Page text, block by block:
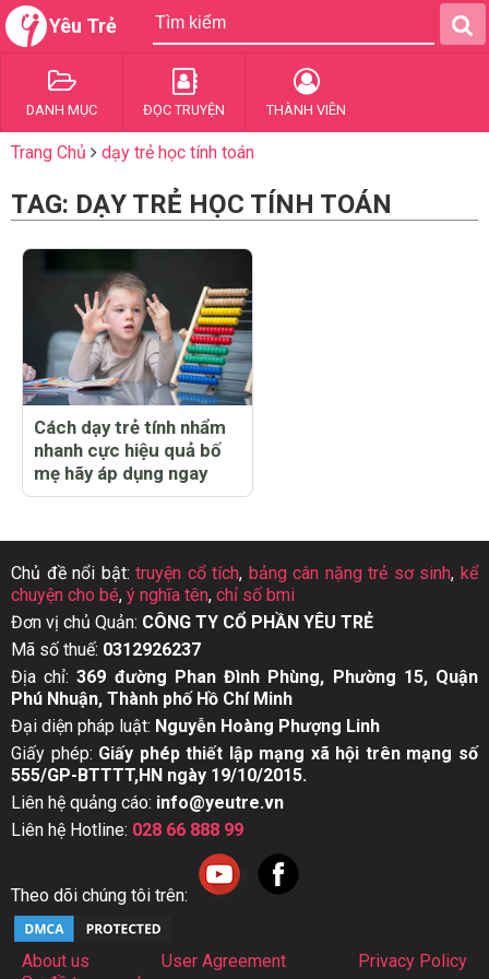
Yêu Trẻ
DANH MỤC ĐỌC TRUYỆN THÀNH VIÊN
Trang Chủ dạy trẻ học tính toán
TAG: DẠY TRẺ HỌC TÍNH TOÁN
Cách dạy trẻ tính nhẩm
nhanh cực hiệu quả bố
mẹ hãy áp dụng ngay
Chủ đề nổi bật:truyện cổ tích, bảng cân nặng trẻ sơ sinh,kể
chuyện cho bé, ý nghĩa tên, chỉ số bmi
Đơn vị chủ Quản: CÔNG TY CỔ PHẦN YÊU TRẺ
Mã số thuế: 0312926237
Địa chỉ:369 đường Phan Đình Phùng, Phường 15, Quận
Phú Nhuận, Thành phố Hồ Chí Minh
Đại diện pháp luật: Nguyễn Hoàng Phượng Linh
Giấy phép: Giấy phép thiết lập mạng xã hội trên mạng số
555/GP-BTTTT,HN ngày 19/10/2015.
Liên hệ quảng cáo: info@yeutre.vn
Liên hệ Hotline: 028 66 888 99
Theo dõi chúng tôi trên:
About us User Agreement
Privacy Policy